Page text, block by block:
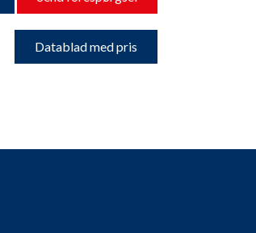
Datablad med pris